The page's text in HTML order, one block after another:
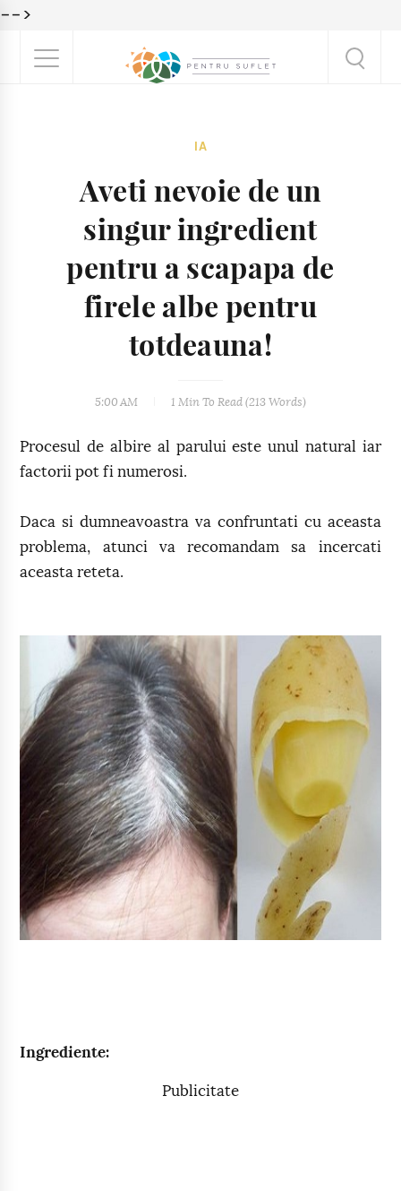
-->
IA
Aveti nevoie de un
singur ingredient
pentru a scapapa de
firele albe pentru
totdeauna!
5:00 AM 1 Min To Read (213 Words)
Procesul de albire al parului este unul natural iar
factorii pot fi numerosi.
Daca si dumneavoastra va confruntati cu aceasta
problema, atunci va recomandam sa incercati
aceasta reteta.
Ingrediente:
Publicitate